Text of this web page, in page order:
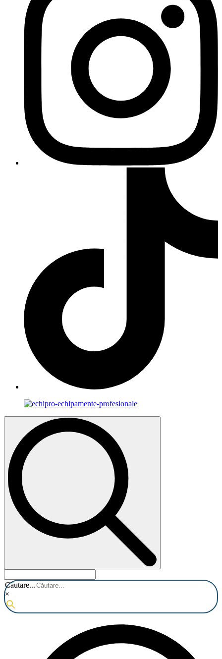
Search
Căutare...
×